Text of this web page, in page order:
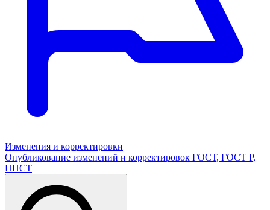
Изменения и корректировки
Опубликование изменений и корректировок ГОСТ, ГОСТ Р,
ПНСТ